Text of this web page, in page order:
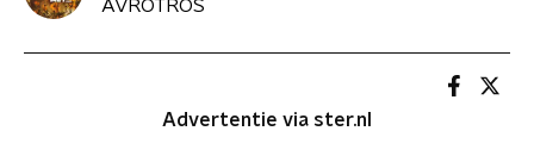
AVROTROS
Advertentie via ster.nl